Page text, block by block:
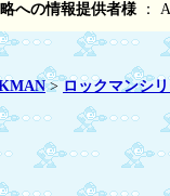
への情報提供者様 ：
>ロックマンシ